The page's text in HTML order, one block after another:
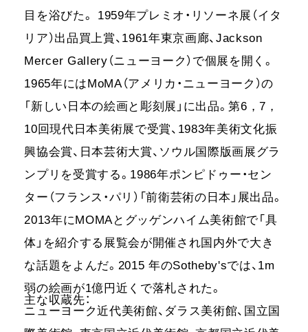
目を浴びた。 1959年プレミオ・リソーネ展（イタ
リア）出品買上賞、1961年東京画廊、Jackson
Mercer Gallery（ニューヨーク）で個展を開く。
1965年にはMoMA（アメリカ・ニューヨーク）の
「新しい日本の絵画と彫刻展」に出品。第6，7，
10回現代日本美術展で受賞、1983年美術文化振
興協会賞、日本芸術大賞、ソウル国際版画展グラ
ンプリを受賞する。1986年ポンピドゥー・セン
ター（フランス・パリ）「前衛芸術の日本」展出品。
2013年にMOMAとグッゲンハイム美術館で「具
体」を紹介する展覧会が開催され国内外で大き
な話題をよんだ。2015 年のSotheby'sでは、1m
弱の絵画が1億円近くで落札された。
主な収蔵先：
ニューヨーク近代美術館、ダラス美術館、国立国